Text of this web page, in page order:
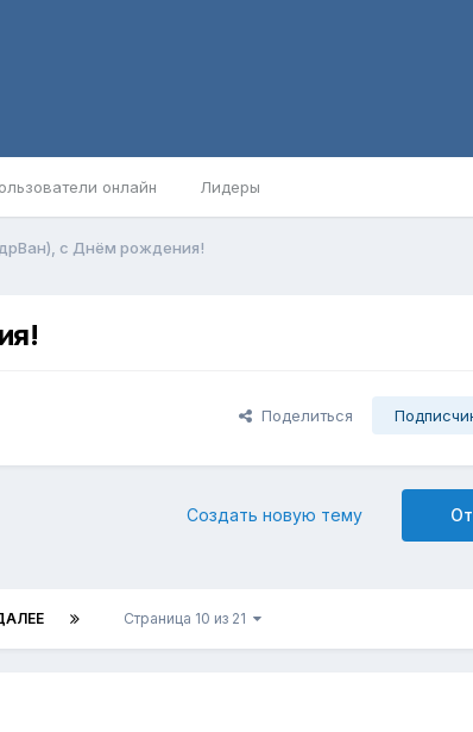
онлайн Лидеры
с Днём рождения!
Поделиться
Создать новую тему
Страница 10 из 21